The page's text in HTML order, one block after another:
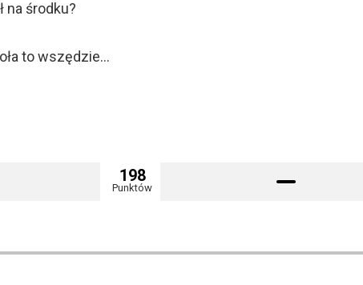
na środku?
to wszędzie…
198
Punktów